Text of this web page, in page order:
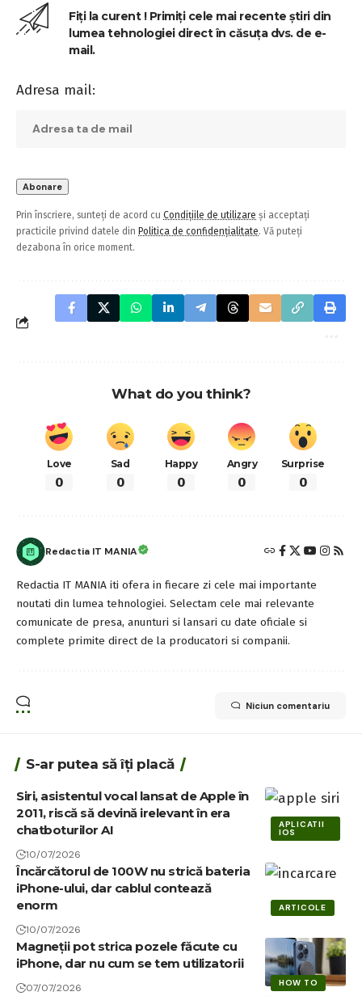
Fiți la curent ! Primiți cele mai recente știri din
lumea tehnologiei direct în căsuța dvs. de e-
mail.
Adresa mail:
Prin înscriere, sunteți de acord cu Condițiile de utilizare și acceptați
practicile privind datele din Politica de confidențialitate. Vă puteți
dezabona în orice moment.
What do you think?
Love
0
Sad
0
Happy
0
Angry
0
Surprise
0
Redactia IT MANIA
Redactia IT MANIA iti ofera in fiecare zi cele mai importante
noutati din lumea tehnologiei. Selectam cele mai relevante
comunicate de presa, anunturi si lansari cu date oficiale si
complete primite direct de la producatori si companii.
Niciun comentariu
S-ar putea să îți placă
APLICATII
IOS
Siri, asistentul vocal lansat de Apple în
2011, riscă să devină irelevant în era
chatboturilor AI
10/07/2026
ARTICOLE
Încărcătorul de 100W nu strică bateria
iPhone-ului, dar cablul contează
enorm
10/07/2026
HOW TO
Magneții pot strica pozele făcute cu
iPhone, dar nu cum se tem utilizatorii
07/07/2026